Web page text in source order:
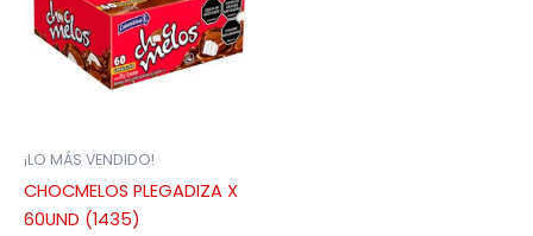
¡LO MÁS VENDIDO!
CHOCMELOS PLEGADIZA X
60UND (1435)